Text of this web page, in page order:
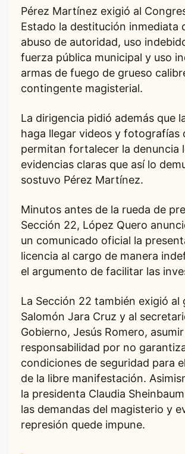
Pérez Martínez exigió al
Estado la destitución inmediata
abuso de autoridad, uso
fuerza pública municipal y uso
armas de fuego de grueso
contingente magisterial.
La dirigencia pidió además que
haga llegar videos y fotografías
permitan fortalecer la denuncia
evidencias claras que así lo
sostuvo Pérez Martínez.
Minutos antes de la rueda de
Sección 22, López Quero
un comunicado oficial la
licencia al cargo de manera
el argumento de facilitar las
La Sección 22 también exigió al
Salomón Jara Cruz y al
Gobierno, Jesús Romero,
responsabilidad por no
condiciones de seguridad para
de la libre manifestación.
la presidenta Claudia
las demandas del magisterio y
represión quede impune.